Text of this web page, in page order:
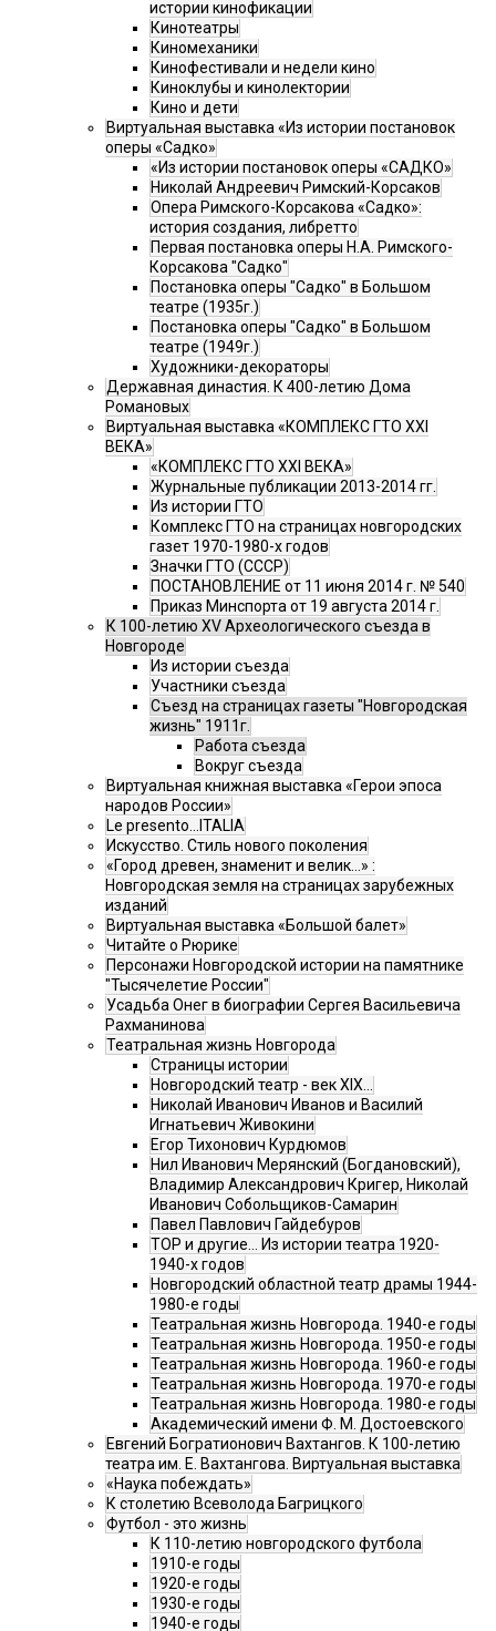
истории кинофикации
Кинотеатры
Киномеханики
Кинофестивали и недели кино
Киноклубы и кинолектории
Кино и дети
Виртуальная выставка «Из истории постановок
оперы «Садко»
«Из истории постановок оперы «САДКО»
Николай Андреевич Римский-Корсаков
Опера Римского-Корсакова «Садко»:
история создания, либретто
Первая постановка оперы Н.А. Римского-
Корсакова "Садко"
Постановка оперы "Садко" в Большом
театре (1935г.)
Постановка оперы "Садко" в Большом
театре (1949г.)
Художники-декораторы
Державная династия. К 400-летию Дома
Романовых
Виртуальная выставка «КОМПЛЕКС ГТО XXI
ВЕКА»
«КОМПЛЕКС ГТО XXI ВЕКА»
Журнальные публикации 2013-2014 гг.
Из истории ГТО
Комплекс ГТО на страницах новгородских
газет 1970-1980-х годов
Значки ГТО (СССР)
ПОСТАНОВЛЕНИЕ от 11 июня 2014 г. № 540
Приказ Минспорта от 19 августа 2014 г.
К 100-летию XV Археологического съезда в
Новгороде
Из истории съезда
Участники съезда
Cъезд на страницах газеты "Новгородская
жизнь" 1911г.
Работа съезда
Вокруг съезда
Виртуальная книжная выставка «Герои эпоса
народов России»
Le presento...ITALIA
Искусство. Стиль нового поколения
«Город древен, знаменит и велик…» :
Новгородская земля на страницах зарубежных
изданий
Виртуальная выставка «Большой балет»
Читайте о Рюрике
Персонажи Новгородской истории на памятнике
"Тысячелетие России"
Усадьба Онег в биографии Сергея Васильевича
Рахманинова
Театральная жизнь Новгорода
Страницы истории
Новгородский театр - век XIX…
Николай Иванович Иванов и Василий
Игнатьевич Живокини
Егор Тихонович Курдюмов
Нил Иванович Мерянский (Богдановский),
Владимир Александрович Кригер, Николай
Иванович Собольщиков-Самарин
Павел Павлович Гайдебуров
ТОР и другие… Из истории театра 1920-
1940-х годов
Новгородский областной театр драмы 1944-
1980-е годы
Театральная жизнь Новгорода. 1940-е годы
Театральная жизнь Новгорода. 1950-е годы
Театральная жизнь Новгорода. 1960-е годы
Театральная жизнь Новгорода. 1970-е годы
Театральная жизнь Новгорода. 1980-е годы
Академический имени Ф. М. Достоевского
Евгений Богратионович Вахтангов. К 100-летию
театра им. Е. Вахтангова. Виртуальная выставка
«Наука побеждать»
К столетию Всеволода Багрицкого
Футбол - это жизнь
К 110-летию новгородского футбола
1910-е годы
1920-е годы
1930-е годы
1940-е годы